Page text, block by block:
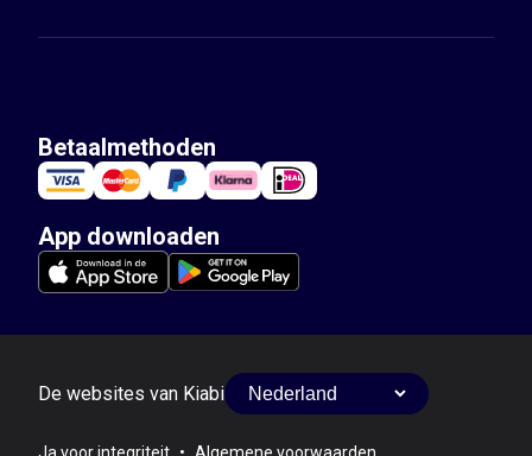
Betaalmethoden
App downloaden
De websites van Kiabi